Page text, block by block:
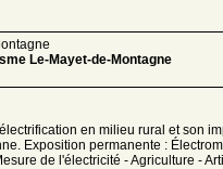
Le-Mayet-de-Montagne
en milieu rural et son
Exposition permanente :
de l'électricité - Agriculture -